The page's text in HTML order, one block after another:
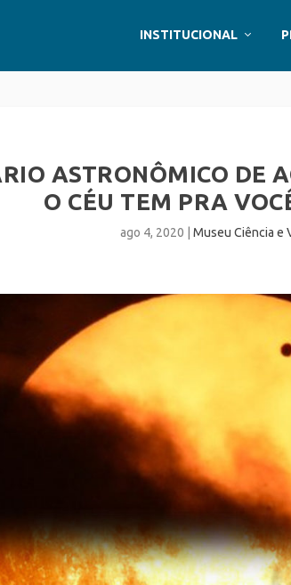
INSTITUCIONAL
ASTRONÔMICO DE
O CÉU TEM PRA
ago 4, 2020 |Museu Ciência e